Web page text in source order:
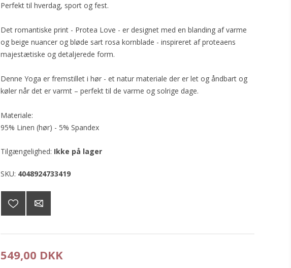
Perfekt til hverdag, sport og fest.
Det romantiske print - Protea Love - er designet med en blanding af varme
og beige nuancer og bløde sart rosa kornblade - inspireret af proteaens
majestætiske og detaljerede form.
Denne Yoga er fremstillet i hør - et natur materiale der er let og åndbart og
køler når det er varmt – perfekt til de varme og solrige dage.
Materiale:
95% Linen (hør) - 5% Spandex
Tilgængelighed: Ikke på lager
SKU: 4048924733419
549,00 DKK